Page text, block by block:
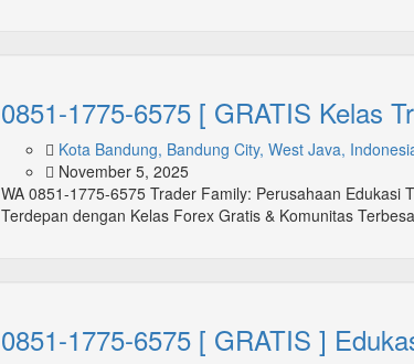
0851-1775-6575 [ GRATIS Kelas
Kota Bandung, Bandung City, West Java,
November 5, 2025
WA 0851-1775-6575 Trader Family: Perusahaan Edukasi
Terdepan dengan Kelas Forex Gratis & Komunitas
0851-1775-6575 [ GRATIS ]